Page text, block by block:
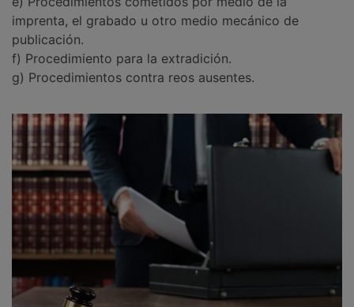
imprenta, el grabado u otro medio mecánico de
publicación.
f) Procedimiento para la extradición.
g) Procedimientos contra reos ausentes.